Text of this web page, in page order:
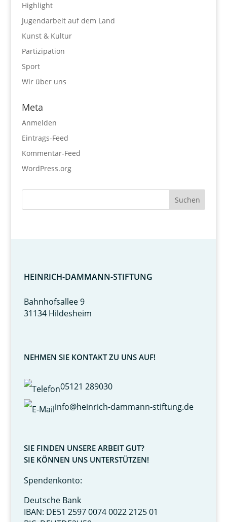
Highlight
Jugendarbeit auf dem Land
Kunst & Kultur
Partizipation
Sport
Wir über uns
Meta
Anmelden
Eintrags-Feed
Kommentar-Feed
WordPress.org
HEINRICH-DAMMANN-STIFTUNG
Bahnhofsallee 9
31134 Hildesheim
NEHMEN SIE KONTAKT ZU UNS AUF!
05121 289030
info@heinrich-dammann-stiftung.de
SIE FINDEN UNSERE ARBEIT GUT?
SIE KÖNNEN UNS UNTERSTÜTZEN!
Spendenkonto:
Deutsche Bank
IBAN: DE51 2597 0074 0022 2125 01